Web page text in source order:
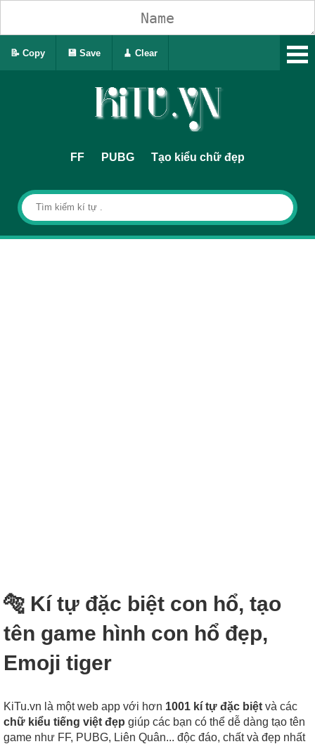
FF PUBG Tạo kiểu chữ đẹp
🐅 Kí tự đặc biệt con hổ, tạo
tên game hình con hổ đẹp,
Emoji tiger
KiTu.vn là một web app với hơn 1001 kí tự đặc biệt và các
chữ kiểu tiếng việt đẹp giúp các bạn có thể dễ dàng tạo tên
game như FF, PUBG, Liên Quân... độc đáo, chất và đẹp nhất
📝 Copy 💾 Save 🧹 Clear